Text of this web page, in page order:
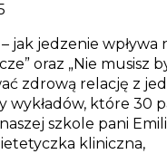
jak jedzenie wpływa
oraz „Nie musisz
zdrową relację z
wykładów, które 30
szkole pani
kliniczna,